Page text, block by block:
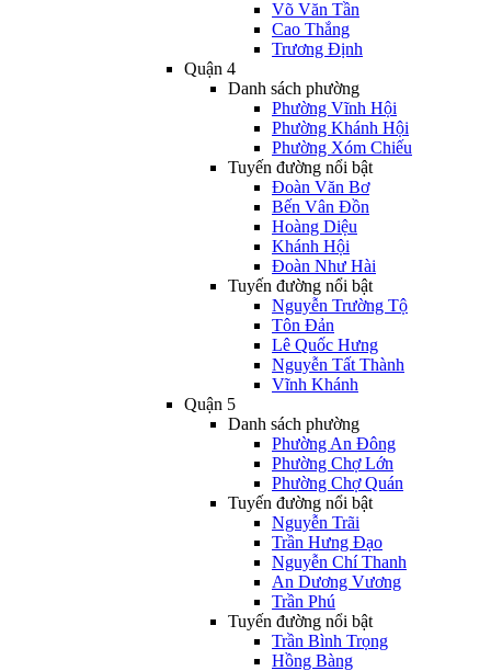
Võ Văn Tần
Cao Thắng
Trương Định
Quận 4
Danh sách phường
Phường Vĩnh Hội
Phường Khánh Hội
Phường Xóm Chiếu
Tuyến đường nổi bật
Đoàn Văn Bơ
Bến Vân Đồn
Hoàng Diệu
Khánh Hội
Đoàn Như Hài
Tuyến đường nổi bật
Nguyễn Trường Tộ
Tôn Đản
Lê Quốc Hưng
Nguyễn Tất Thành
Vĩnh Khánh
Quận 5
Danh sách phường
Phường An Đông
Phường Chợ Lớn
Phường Chợ Quán
Tuyến đường nổi bật
Nguyễn Trãi
Trần Hưng Đạo
Nguyễn Chí Thanh
An Dương Vương
Trần Phú
Tuyến đường nổi bật
Trần Bình Trọng
Hồng Bàng